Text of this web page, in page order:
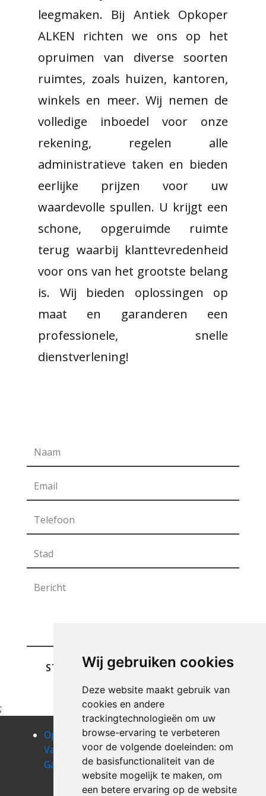
Wij gebruiken cookies
Deze website maakt gebruik van
cookies en andere
trackingtechnologieën om uw
browse-ervaring te verbeteren
voor de volgende doeleinden: om
de basisfunctionaliteit van de
website mogelijk te maken, om
een betere ervaring op de website
leegmaken. Bij Antiek Opkoper
ALKEN richten we ons op het
opruimen van diverse soorten
ruimtes, zoals huizen, kantoren,
winkels en meer. Wij nemen de
volledige inboedel voor onze
rekening, regelen alle
administratieve taken en bieden
eerlijke prijzen voor uw
waardevolle spullen. U krijgt een
schone, opgeruimde ruimte
terug waarbij klanttevredenheid
voor ons van het grootste belang
is. Wij bieden oplossingen op
maat en garanderen een
professionele, snelle
dienstverlening!
STUREN
;
Opruimen
Van Uw
Garage as
Opruimen
Van Uw
Garage
batsheers
Opruimen
Van Uw
Garage beek
Opruimen